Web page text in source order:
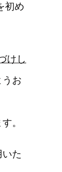
初め
けし
うお
。
た